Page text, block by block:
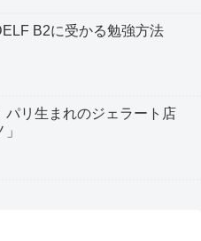
B2に受かる勉強方法
パリ生まれのジェラート店